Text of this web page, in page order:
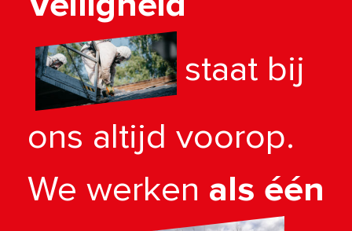
staat bij
ons altijd voorop.
We werken als één